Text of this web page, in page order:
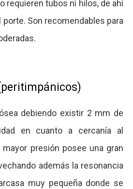
requieren tubos ni hilos, de ahí
Son recomendables para
debiendo existir 2 mm de
en cuanto a cercanía al
presión posee una gran
además la resonancia
muy pequeña donde se